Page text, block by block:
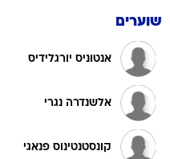
שוערים
אנטוניס יורגלידיס
אלשנדרה נגרי
קונסטנטינוס פנאגי